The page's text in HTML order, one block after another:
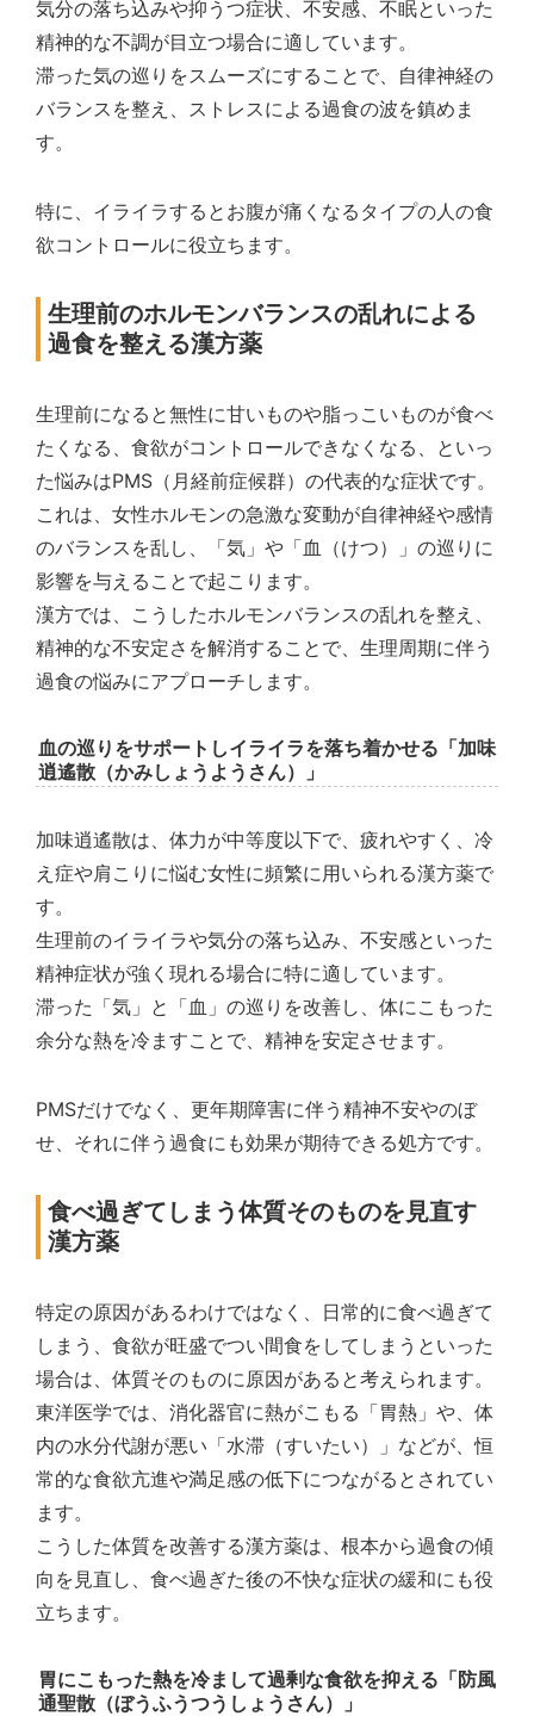
気分の落ち込みや抑うつ症状、不安感、不眠といった
精神的な不調が目立つ場合に適しています。
滞った気の巡りをスムーズにすることで、自律神経の
バランスを整え、ストレスによる過食の波を鎮めま
す。
特に、イライラするとお腹が痛くなるタイプの人の食
欲コントロールに役立ちます。
生理前のホルモンバランスの乱れによる
過食を整える漢方薬
生理前になると無性に甘いものや脂っこいものが食べ
たくなる、食欲がコントロールできなくなる、といっ
た悩みはPMS（月経前症候群）の代表的な症状です。
これは、女性ホルモンの急激な変動が自律神経や感情
のバランスを乱し、「気」や「血（けつ）」の巡りに
影響を与えることで起こります。
漢方では、こうしたホルモンバランスの乱れを整え、
精神的な不安定さを解消することで、生理周期に伴う
過食の悩みにアプローチします。
血の巡りをサポートしイライラを落ち着かせる「加味
逍遙散（かみしょうようさん）」
加味逍遙散は、体力が中等度以下で、疲れやすく、冷
え症や肩こりに悩む女性に頻繁に用いられる漢方薬で
す。
生理前のイライラや気分の落ち込み、不安感といった
精神症状が強く現れる場合に特に適しています。
滞った「気」と「血」の巡りを改善し、体にこもった
余分な熱を冷ますことで、精神を安定させます。
PMSだけでなく、更年期障害に伴う精神不安やのぼ
せ、それに伴う過食にも効果が期待できる処方です。
食べ過ぎてしまう体質そのものを見直す
漢方薬
特定の原因があるわけではなく、日常的に食べ過ぎて
しまう、食欲が旺盛でつい間食をしてしまうといった
場合は、体質そのものに原因があると考えられます。
東洋医学では、消化器官に熱がこもる「胃熱」や、体
内の水分代謝が悪い「水滞（すいたい）」などが、恒
常的な食欲亢進や満足感の低下につながるとされてい
ます。
こうした体質を改善する漢方薬は、根本から過食の傾
向を見直し、食べ過ぎた後の不快な症状の緩和にも役
立ちます。
胃にこもった熱を冷まして過剰な食欲を抑える「防風
通聖散（ぼうふうつうしょうさん）」